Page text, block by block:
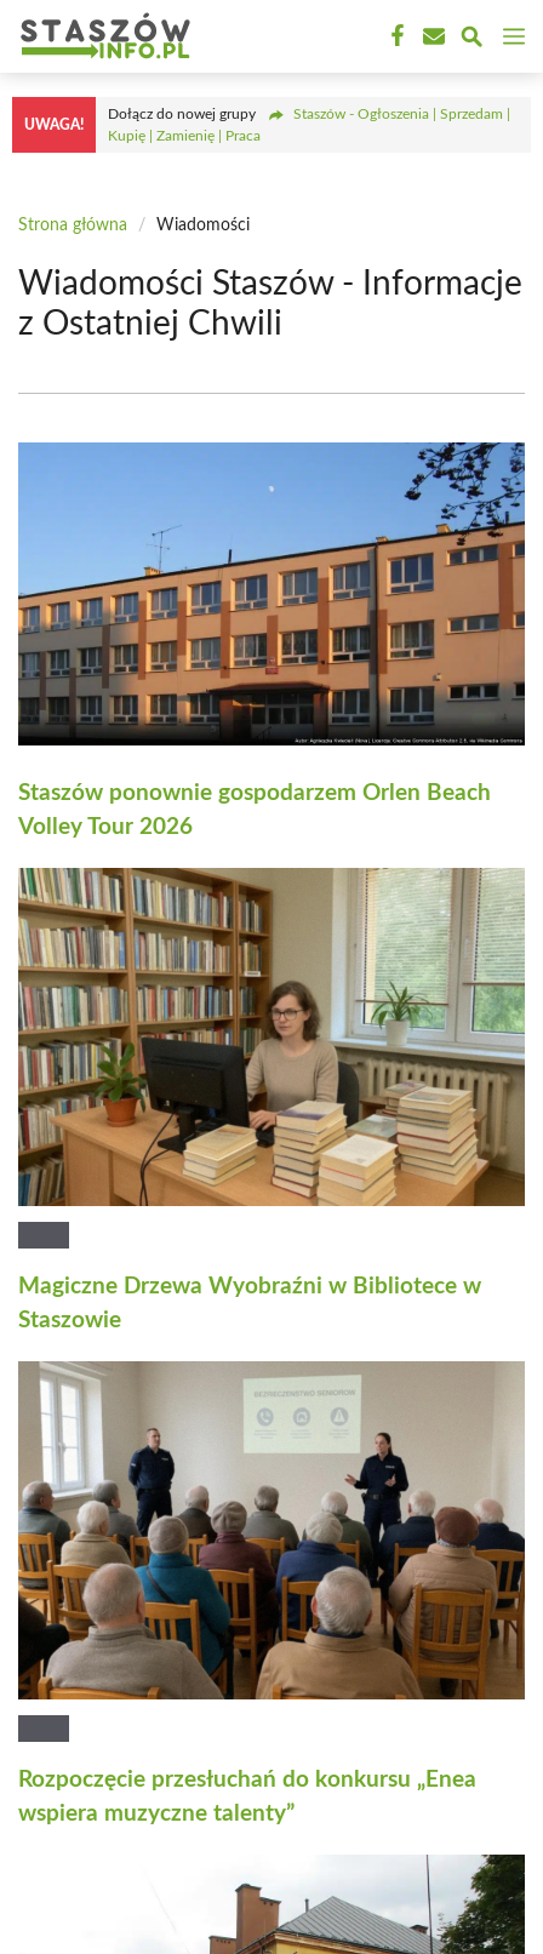
treści
UWAGA!
Dołącz do nowej grupy
Staszów - Ogłoszenia | Sprzedam |
Kupię | Zamienię | Praca
Strona główna / Wiadomości
Wiadomości Staszów - Informacje
z Ostatniej Chwili
Staszów ponownie gospodarzem Orlen Beach
Volley Tour 2026
Magiczne Drzewa Wyobraźni w Bibliotece w
Staszowie
Rozpoczęcie przesłuchań do konkursu „Enea
wspiera muzyczne talenty”